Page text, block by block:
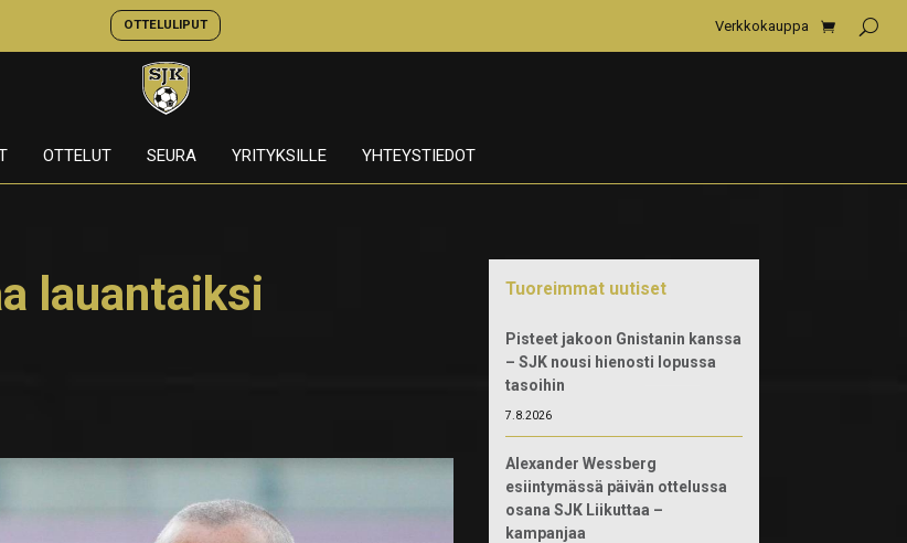
OTTELULIPUT Verkkokauppa
OTTELUT SEURA YRITYKSILLE YHTEYSTIEDOT
lauantaiksi
Tuoreimmat uutiset
Pisteet jakoon Gnistanin kanssa
– SJK nousi hienosti lopussa
tasoihin
7.8.2026
Alexander Wessberg
esiintymässä päivän ottelussa
osana SJK Liikuttaa –
kampanjaa